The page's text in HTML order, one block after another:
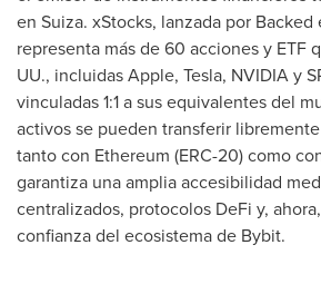
en Suiza. xStocks, lanzada por
representa más de 60 acciones y ETF
UU., incluidas Apple, Tesla, NVIDIA y
vinculadas 1:1 a sus equivalentes del
activos se pueden transferir
tanto con Ethereum (ERC-20) como
garantiza una amplia accesibilidad
centralizados, protocolos DeFi y,
confianza del ecosistema de Bybit.